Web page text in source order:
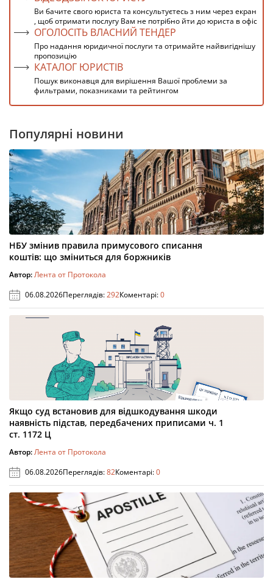
Ви бачите свого юриста та консультуєтесь з ним через екран
, щоб отримати послугу Вам не потрібно йти до юриста в офіс
ОГОЛОСІТЬ ВЛАСНИЙ ТЕНДЕР
Про надання юридичної послуги та отримайте найвигіднішу
пропозицію
КАТАЛОГ ЮРИСТІВ
Пошук виконавця для вирішення Вашої проблеми за
фильтрами, показниками та рейтингом
Популярні новини
НБУ змінив правила примусового списання
коштів: що зміниться для боржників
Автор:Лента от Протокола
06.08.2026Переглядів:292Коментарі:0
Якщо суд встановив для відшкодування шкоди
наявність підстав, передбачених приписами ч. 1
ст. 1172 Ц
Автор:Лента от Протокола
06.08.2026Переглядів:82Коментарі:0